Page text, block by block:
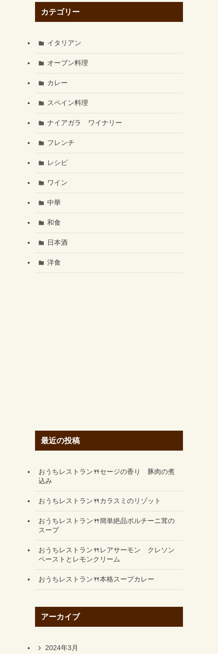
カテゴリー
イタリアン
オーブン料理
カレー
スペイン料理
ナイアガラ ワイナリー
フレンチ
レシピ
ワイン
中華
和食
日本酒
洋食
最近の投稿
おうちレストラン🍴セージの香り 豚肉の煮
込み
おうちレストラン🍴カラスミのリゾット
おうちレストラン🍴簡単絶品ポルチーニ茸の
スープ
おうちレストラン🍴レアサーモン クレソン
ペーストとレモンクリーム
おうちレストラン🍴本格スープカレー
アーカイブ
2024年3月